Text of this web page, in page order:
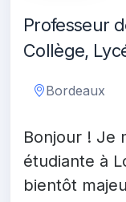
Professeur
Collège,
Bordeaux
Bonjour ! Je
étudiante à
bientôt